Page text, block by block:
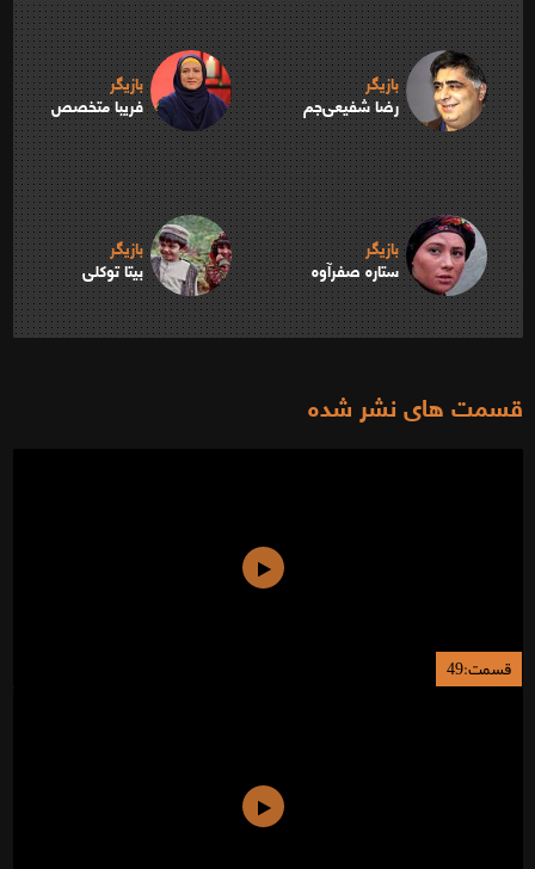
بازیگر
رضا شفیعی‌جم
بازیگر
فریبا متخصص
بازیگر
ستاره صفرآوه
بازیگر
بیتا توکلی
قسمت های نشر شده
قسمت:49